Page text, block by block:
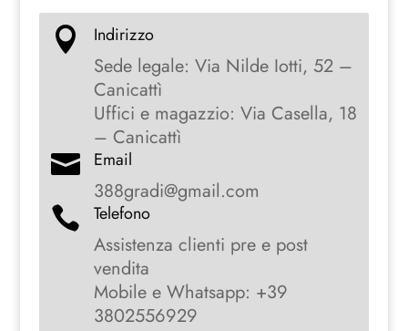
 Indirizzo
Sede legale: Via Nilde Iotti, 52 –
Canicattì
Uffici e magazzio: Via Casella, 18
– Canicattì
 Email
388gradi@gmail.com
 Telefono
Assistenza clienti pre e post
vendita
Mobile e Whatsapp: +39
3802556929